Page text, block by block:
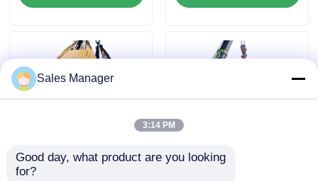
ถุงลมนิรภัยยางทางทะเล
กระเป๋าอากาศสําหรับการกู้ภัยทางทะเล
ถุงลมนิรภัยทางทะเลแบบพองได้
การทดสอบภาระ
Sales Manager
3:14 PM
Good day, what product are you looking
for?